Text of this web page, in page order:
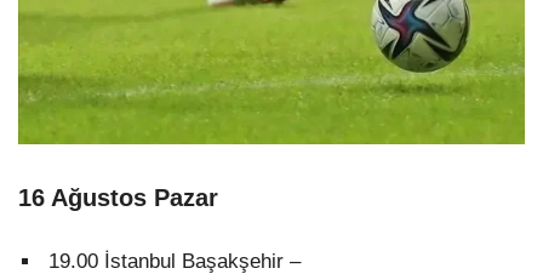
16 Ağustos Pazar
19.00 İstanbul Başakşehir –